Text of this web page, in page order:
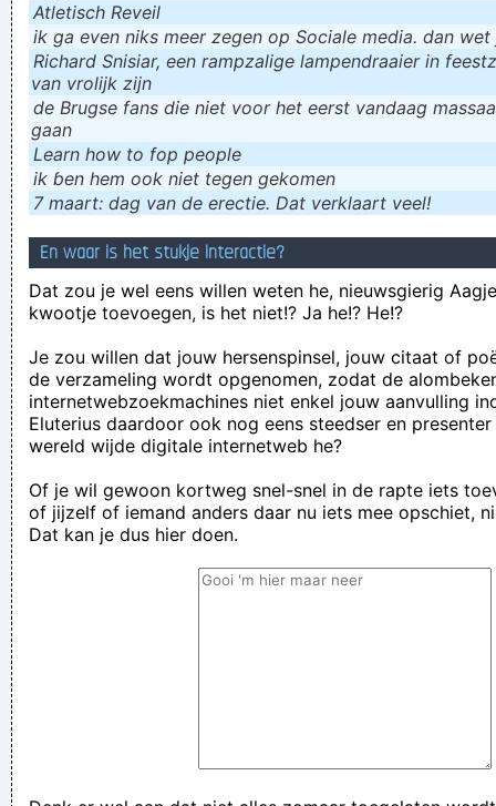
Atletisch Reveil
ik ga even niks meer zegen op Sociale media. dan
Richard Snisiar, een rampzalige lampendraaier in
van vrolijk zijn
de Brugse fans die niet voor het eerst vandaag
gaan
Learn how to fop people
ik ɓen hem ook niet tegen gekomen
7 maart: dag van de erectie. Dat verklaart veel!
En waar is het stukje interactie?
Dat zou je wel eens willen weten he, nieuwsgierig
kwootje toevoegen, is het niet!? Ja he!? He!?
Je zou willen dat jouw hersenspinsel, jouw citaat of
de verzameling wordt opgenomen, zodat de
internetwebzoekmachines niet enkel jouw aanvulling
Eluterius daardoor ook nog eens steedser en
wereld wijde digitale internetweb he?
Of je wil gewoon kortweg snel-snel in de rapte iets
of jijzelf of iemand anders daar nu iets mee opschiet,
Dat kan je dus hier doen.